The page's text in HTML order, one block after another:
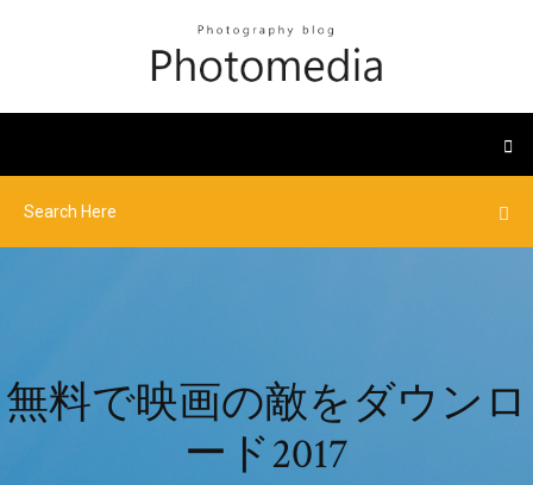
無料で映画の敵をダウンロ
ード2017